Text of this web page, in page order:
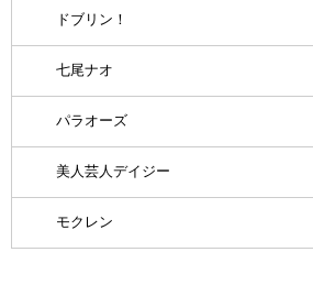
ドブリン！
七尾ナオ
パラオーズ
美人芸人デイジー
モクレン